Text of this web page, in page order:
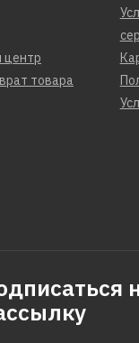
центр
товара